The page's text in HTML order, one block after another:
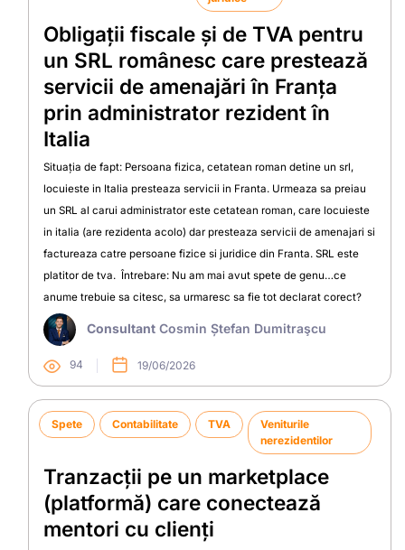
Obligații fiscale și de TVA pentru
un SRL românesc care prestează
servicii de amenajări în Franța
prin administrator rezident în
Italia
Situația de fapt: Persoana fizica, cetatean roman detine un srl,
locuieste in Italia presteaza servicii in Franta. Urmeaza sa preiau
un SRL al carui administrator este cetatean roman, care locuieste
in italia (are rezidenta acolo) dar presteaza servicii de amenajari si
factureaza catre persoane fizice si juridice din Franta. SRL este
platitor de tva. Întrebare: Nu am mai avut spete de genu…ce
anume trebuie sa citesc, sa urmaresc sa fie tot declarat corect?
Consultant Cosmin Ștefan Dumitraşcu
94 19/06/2026
Spete Contabilitate TVA
Veniturile
nerezidentilor
Tranzacții pe un marketplace
(platformă) care conectează
mentori cu clienți